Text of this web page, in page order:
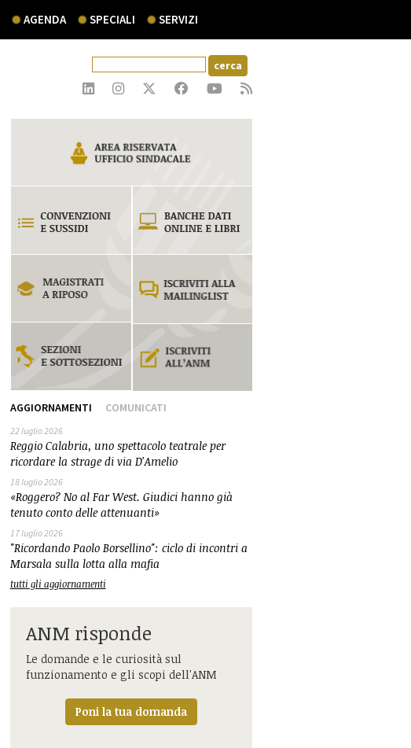
AGENDA SPECIALI SERVIZI
AGGIORNAMENTI COMUNICATI
22 luglio 2026
Reggio Calabria, uno spettacolo teatrale per
ricordare la strage di via D'Amelio
18 luglio 2026
«Roggero? No al Far West. Giudici hanno già
tenuto conto delle attenuanti»
17 luglio 2026
"Ricordando Paolo Borsellino": ciclo di incontri a
Marsala sulla lotta alla mafia
tutti gli aggiornamenti
ANM risponde
Le domande e le curiosità sul
funzionamento e gli scopi dell'ANM
Poni la tua domanda